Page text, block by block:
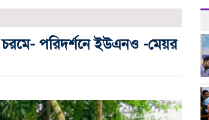
চরমে- পরিদর্শনে ইউএনও -মেয়র